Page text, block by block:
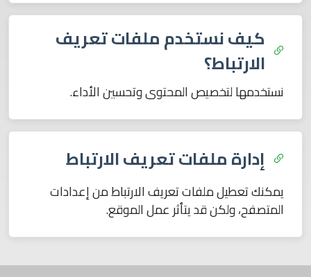
كيف نستخدم ملفات تعريف
الارتباط؟
نستخدمها لتخصيص المحتوى وتحسين الأداء.
إدارة ملفات تعريف الارتباط
يمكنك تعطيل ملفات تعريف الارتباط من إعدادات
المتصفح، ولكن قد يتأثر عمل الموقع.